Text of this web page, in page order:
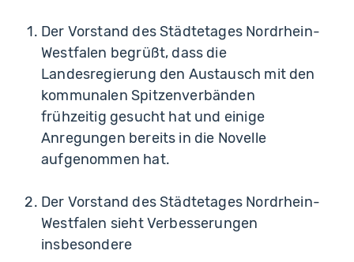
Der Vorstand des Städtetages Nordrhein-
Westfalen begrüßt, dass die
Landesregierung den Austausch mit den
kommunalen Spitzenverbänden
frühzeitig gesucht hat und einige
Anregungen bereits in die Novelle
aufgenommen hat.
Der Vorstand des Städtetages Nordrhein-
Westfalen sieht Verbesserungen
insbesondere